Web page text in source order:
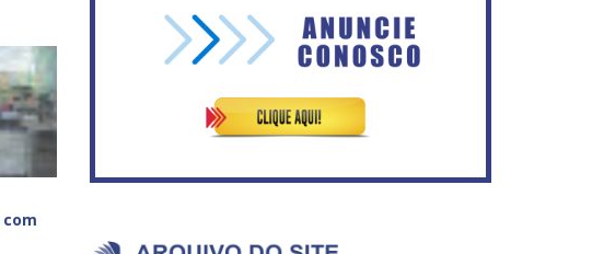
ASVECOM: Renúncia Ana
Secretaria da Fazenda abre
120 vagas no Distrito Federal